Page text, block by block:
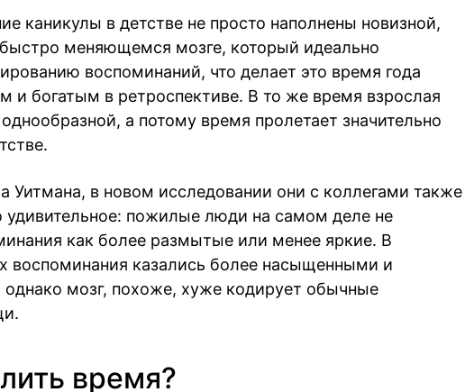
каникулы в детстве не просто наполнены новизной,
меняющемся мозге, который идеально
воспоминаний, что делает это время года
и богатым в ретроспективе. В то же время взрослая
а потому время пролетает значительно
Уитмана, в новом исследовании они с коллегами также
удивительное: пожилые люди на самом деле не
как более размытые или менее яркие. В
воспоминания казались более насыщенными и
мозг, похоже, хуже кодирует обычные
время?